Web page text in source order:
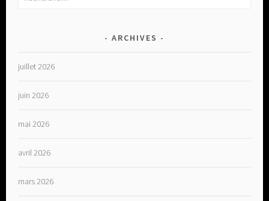
ARCHIVES
juillet 2026
juin 2026
mai 2026
avril 2026
mars 2026